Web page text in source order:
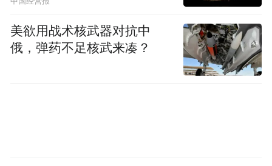
美欲用战术核武器对抗中
俄，弹药不足核武来凑？